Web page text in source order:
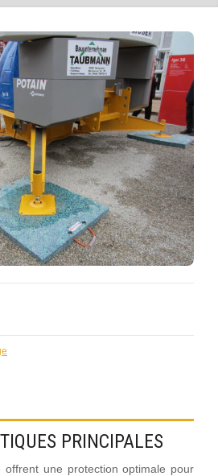
PRINCIPALES
offrent une protection optimale pour